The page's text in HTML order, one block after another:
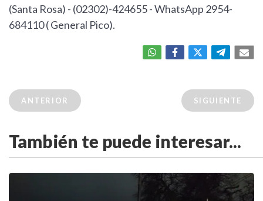
(Santa Rosa) - (02302)-424655 - WhatsApp 2954-
684110 ( General Pico).
ANTERIOR SIGUIENTE
También te puede interesar...